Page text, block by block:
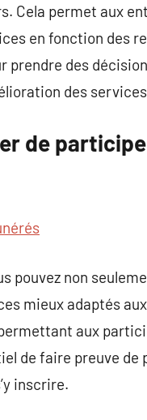
Cela permet aux
en fonction des
des
des
de
non
mieux adaptés
aux
de faire preuve
inscrire.